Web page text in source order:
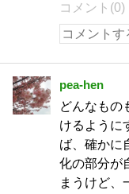
コメント(0)
pea-hen
どんなもの
けるように
ば、確かに
化の部分が
まうけど、